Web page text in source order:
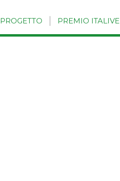
PROGETTO PREMIO ITALIVE